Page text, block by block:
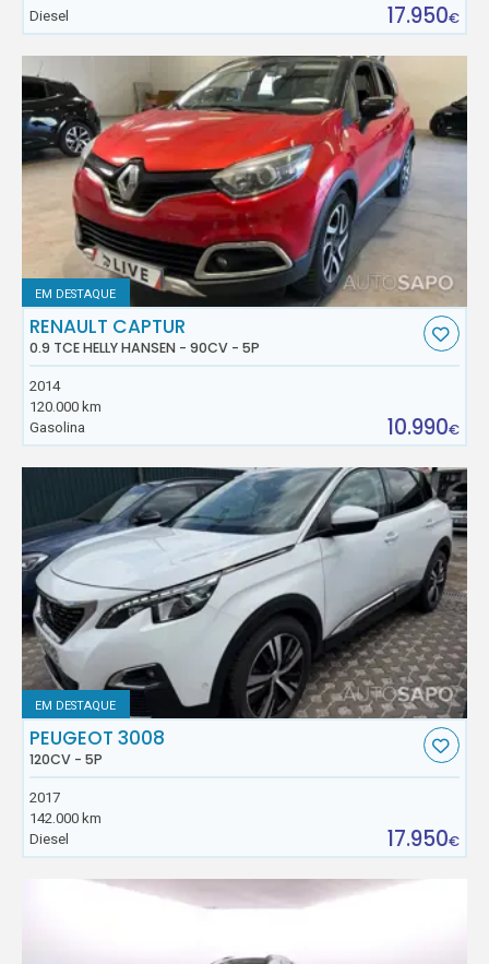
Diesel
17.950€
EM DESTAQUE
RENAULT CAPTUR
0.9 TCE HELLY HANSEN - 90CV - 5P
2014
120.000 km
Gasolina
10.990€
EM DESTAQUE
PEUGEOT 3008
120CV - 5P
2017
142.000 km
Diesel
17.950€